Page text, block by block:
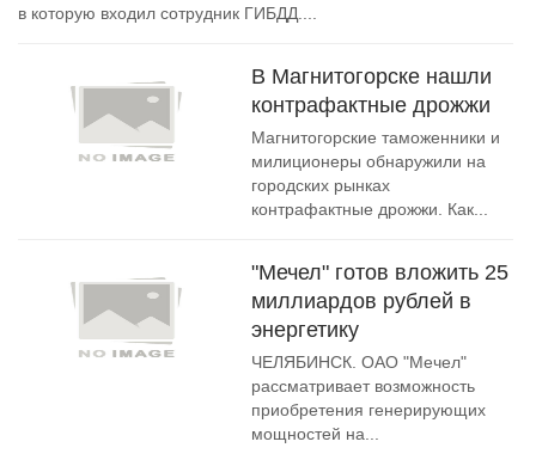
в которую входил сотрудник ГИБДД....
В Магнитогорске нашли
контрафактные дрожжи
Магнитогорские таможенники и
милиционеры обнаружили на
городских рынках
контрафактные дрожжи. Как...
"Мечел" готов вложить 25
миллиардов рублей в
энергетику
ЧЕЛЯБИНСК. ОАО "Мечел"
рассматривает возможность
приобретения генерирующих
мощностей на...